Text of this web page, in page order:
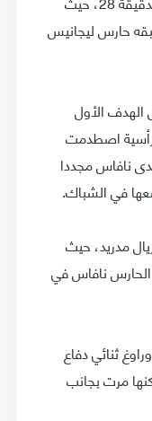
حارس ليجانيس
الأول
سدد كرة رأسية اصطدمت
نافاس مجددا
في الشباك.
مدريد، حيث
نافاس في
ثنائي دفاع
مرت بجانب